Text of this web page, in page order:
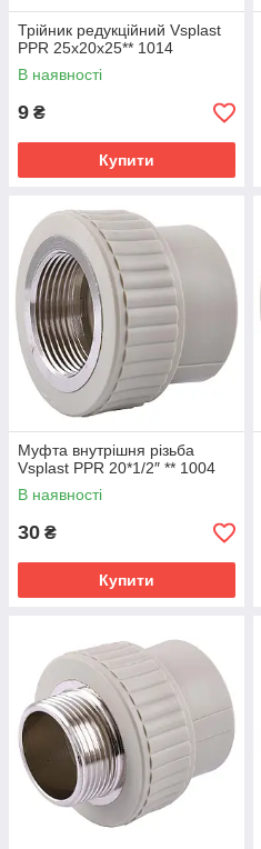
Трійник редукційний Vsplast
PPR 25х20х25** 1014
В наявності
9 ₴
Купити
Муфта внутрішня різьба
Vsplast PPR 20*1/2″ ** 1004
В наявності
30 ₴
Купити